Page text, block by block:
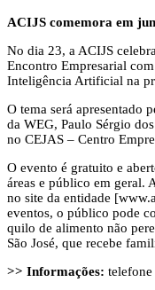
ACIJS comemora em
No dia 23, a ACIJS
Encontro Empresarial
Inteligência Artificial na
O tema será apresentado
da WEG, Paulo Sérgio
no CEJAS – Centro
O evento é gratuito e
áreas e público em geral.
no site da entidade
eventos, o público pode
quilo de alimento não
São José, que recebe
>> Informações: